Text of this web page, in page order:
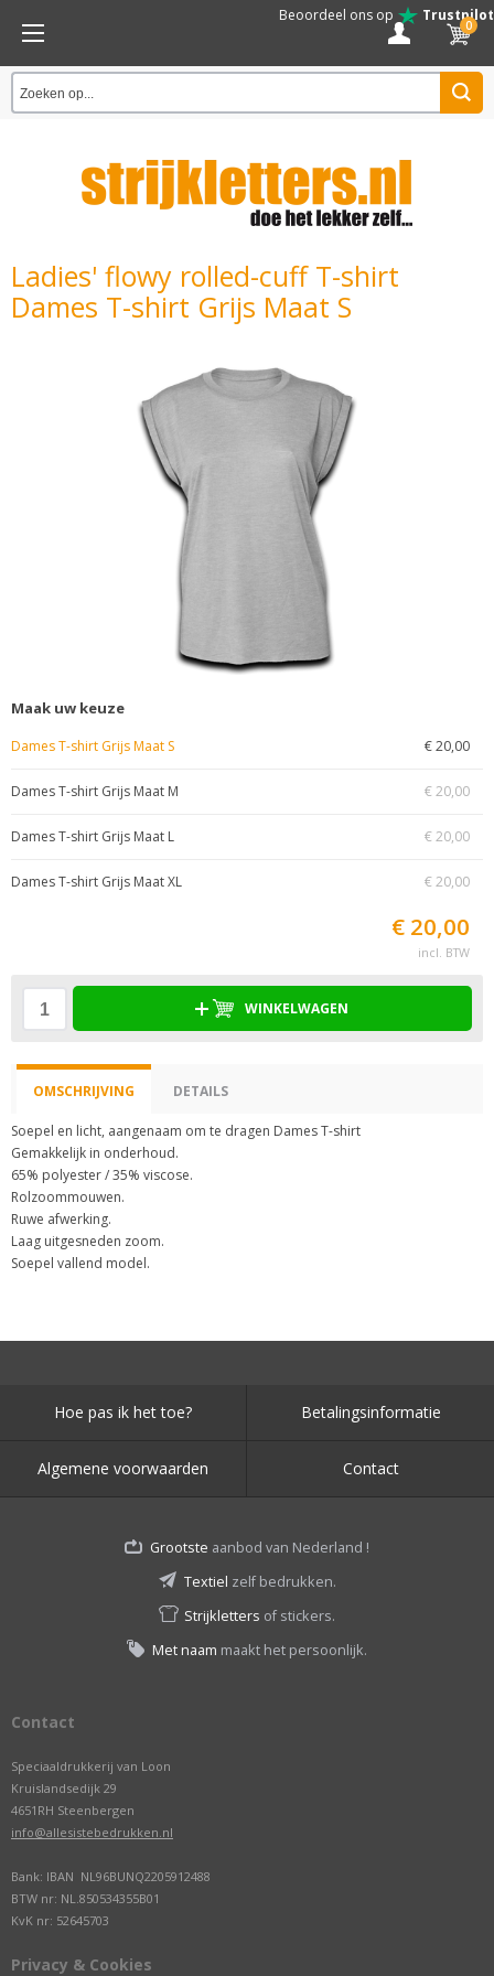
Beoordeel ons op Trustpilot
0
Ladies' flowy rolled-cuff T-shirt
Dames T-shirt Grijs Maat S
Maak uw keuze
Dames T-shirt Grijs Maat S € 20,00
Dames T-shirt Grijs Maat M € 20,00
Dames T-shirt Grijs Maat L € 20,00
Dames T-shirt Grijs Maat XL € 20,00
€ 20,00
incl. BTW
WINKELWAGEN
OMSCHRIJVING DETAILS
Soepel en licht, aangenaam om te dragen Dames T-shirt
Gemakkelijk in onderhoud.
65% polyester / 35% viscose.
Rolzoommouwen.
Ruwe afwerking.
Laag uitgesneden zoom.
Soepel vallend model.
Hoe pas ik het toe? Betalingsinformatie
Algemene voorwaarden Contact
Grootste aanbod van Nederland !
Textiel zelf bedrukken.
Strijkletters of stickers.
Met naam maakt het persoonlijk.
Contact
Speciaaldrukkerij van Loon
Kruislandsedijk 29
4651RH Steenbergen
info@allesistebedrukken.nl
Bank: IBAN NL96BUNQ2205912488
BTW nr: NL.850534355B01
KvK nr: 52645703
Privacy & Cookies